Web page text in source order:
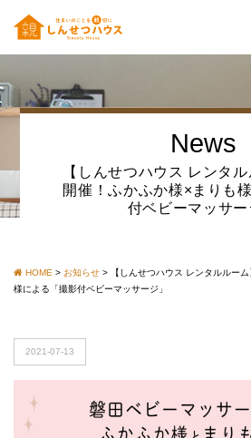
News
【しんせつハウス レンタ
開催！ふかふか様×まりも
付ベビーマッサー
HOME > お知らせ >
【しんせつハウス レンタルルー
様による「撮影付ベビーマッサージ」
2021-07-13